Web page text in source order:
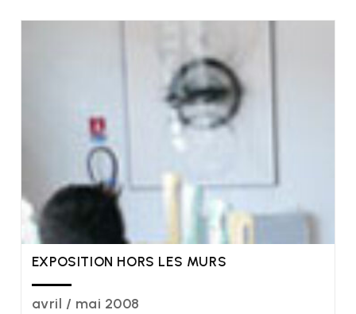
EXPOSITION HORS LES MURS
avril / mai 2008